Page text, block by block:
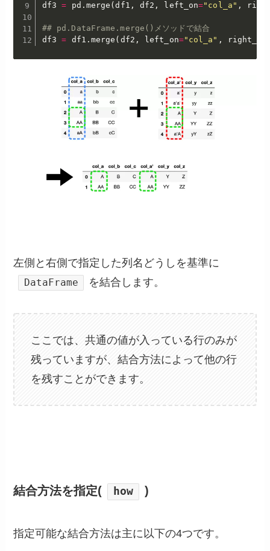
df3 = pd . merge (df1 , df2 , left_on="col_a" ,
## pd.DataFrame.merge()メソッドで結合
df3 = df1 . merge ( df2 , left_on="col_a" , right_on
左側と右側で指定した列名どうしを基準に
DataFrame を結合します。
ここでは、共通の値が入っている行のみが
残っていますが、結合方法によって他の行
を残すことができます。
結合方法を指定( how )
指定可能な結合方法は主に以下の4つです。